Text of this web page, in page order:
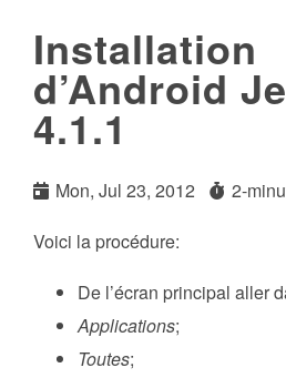
Installation
d’Android
4.1.1
Mon, Jul 23, 2012
2-
Voici la procédure:
De l’écran principal aller
Applications;
Toutes;